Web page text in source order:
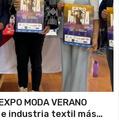
MODA VERANO
industria textil más